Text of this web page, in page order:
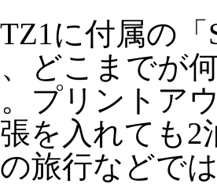
に付属の「
どこまでが
プリントア
を入れても2
旅行などで